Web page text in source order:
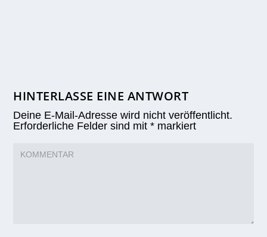
HINTERLASSE EINE ANTWORT
Deine E-Mail-Adresse wird nicht veröffentlicht.
Erforderliche Felder sind mit* markiert